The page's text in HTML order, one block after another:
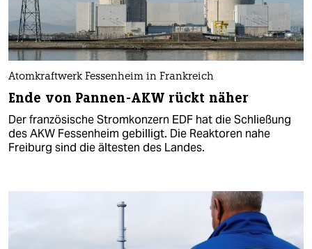
Atomkraftwerk Fessenheim in Frankreich
Ende von Pannen-AKW rückt näher
Der französische Stromkonzern EDF hat die Schließung
des AKW Fessenheim gebilligt. Die Reaktoren nahe
Freiburg sind die ältesten des Landes.